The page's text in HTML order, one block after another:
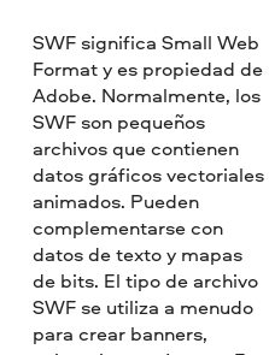
SWF significa Small Web
Format y es propiedad de
Adobe. Normalmente, los
SWF son pequeños
archivos que contienen
datos gráficos vectoriales
animados. Pueden
complementarse con
datos de texto y mapas
de bits. El tipo de archivo
SWF se utiliza a menudo
para crear banners,